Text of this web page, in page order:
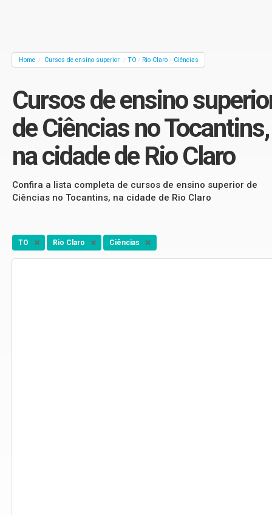
Home / Cursos de ensino superior / TO / Rio Claro / Ciências
Cursos de ensino
de Ciências no Tocantins,
na cidade de Rio Claro
Confira a lista completa de cursos de ensino superior de
Ciências no Tocantins, na cidade de Rio Claro
TO Rio Claro Ciências